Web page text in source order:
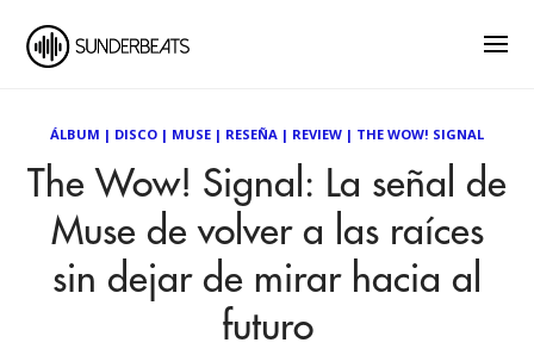
ÁLBUM | DISCO | MUSE | RESEÑA | REVIEW | THE WOW! SIGNAL
The Wow! Signal: La señal de
Muse de volver a las raíces
sin dejar de mirar hacia al
futuro